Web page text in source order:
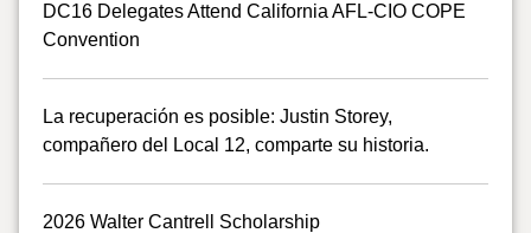
DC16 Delegates Attend California AFL-CIO COPE
Convention
La recuperación es posible: Justin Storey,
compañero del Local 12, comparte su historia.
2026 Walter Cantrell Scholarship